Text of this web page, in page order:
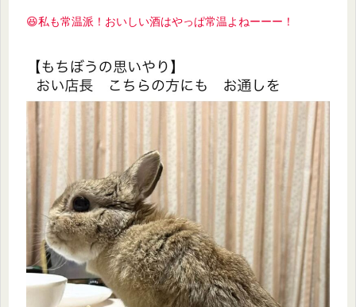
😆私も常温派！おいしい酒はやっぱ常温よねーーー！